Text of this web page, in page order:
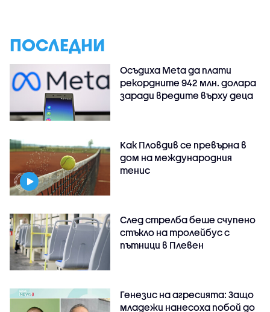
ПОСЛЕДНИ
Осъдиха Meta да плати
рекордните 942 млн. долара
заради вредите върху деца
Как Пловдив се превърна в
дом на международния
тенис
След стрелба беше счупено
стъкло на тролейбус с
пътници в Плевен
Генезис на агресията: Защо
младежи нанесоха побой до